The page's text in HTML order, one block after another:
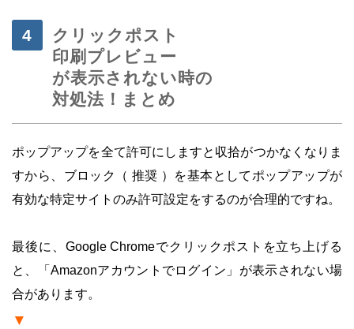
クリックポスト
印刷プレビュー
が表示されない時の
対処法！まとめ
ポップアップを全て許可にしますと収拾がつかなくなりま
すから、ブロック（ 推奨 ）を基本としてポップアップが
有効な特定サイトのみ許可設定をするのが合理的ですね。
最後に、Google Chromeでクリックポストを立ち上げる
と、「Amazonアカウントでログイン」が表示されない場
合があります。
▼